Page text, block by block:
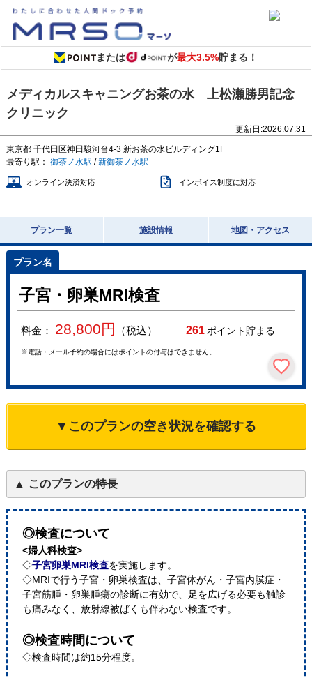
または が最大3.5%貯まる！
メディカルスキャニングお茶の水 上松瀬勝男記念
クリニック
更新日:2026.07.31
東京都 千代田区神田駿河台4-3 新お茶の水ビルディング1F
最寄り駅： 御茶ノ水駅 /新御茶ノ水駅
オンライン決済対応 インボイス制度に対応
プラン一覧 施設情報 地図・アクセス
子宮・卵巣MRI検査
料金： 28,800円 （税込） 261ポイント貯まる
※電話・メール予約の場合にはポイントの付与はできません。
▼このプランの空き状況を確認する
このプランの特長
◎検査について
<婦人科検査>
◇子宮卵巣MRI検査を実施します。
◇MRIで行う子宮・卵巣検査は、子宮体がん・子宮内膜症・
子宮筋腫・卵巣腫瘍の診断に有効で、足を広げる必要も触診
も痛みなく、放射線被ばくも伴わない検査です。
◎検査時間について
◇検査時間は約15分程度。